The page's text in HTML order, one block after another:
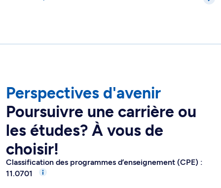
Perspectives d'avenir
Poursuivre une carrière ou
les études? À vous de
choisir!
Classification des programmes d’enseignement (CPE) :
11.0701